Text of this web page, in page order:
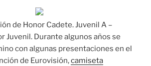
de Honor Cadete. Juvenil A –
Juvenil. Durante algunos años se
con algunas presentaciones en el
de Eurovisión,camiseta